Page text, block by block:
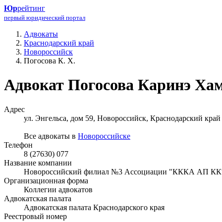
Юррейтинг
первый юридический портал
Адвокаты
Краснодарский край
Новороссийск
Погосова К. Х.
Адвокат Погосова Каринэ
Адрес
ул. Энгельса, дом 59, Новороссийск, Краснодарский край
Все адвокаты в Новороссийске
Телефон
8 (27630) 077
Название компании
Новороссийский филиал №3 Ассоциации "КККА АП
Организационная форма
Коллегии адвокатов
Адвокатская палата
Адвокатская палата Краснодарского края
Реестровый номер